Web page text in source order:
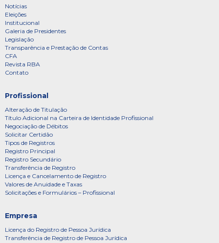
Notícias
Eleições
Institucional
Galeria de Presidentes
Legislação
Transparência e Prestação de Contas
CFA
Revista RBA
Contato
Profissional
Alteração de Titulação
Título Adicional na Carteira de Identidade Profissional
Negociação de Débitos
Solicitar Certidão
Tipos de Registros
Registro Principal
Registro Secundário
Transferência de Registro
Licença e Cancelamento de Registro
Valores de Anuidade e Taxas
Solicitações e Formulários – Profissional
Empresa
Licença do Registro de Pessoa Jurídica
Transferência de Registro de Pessoa Jurídica